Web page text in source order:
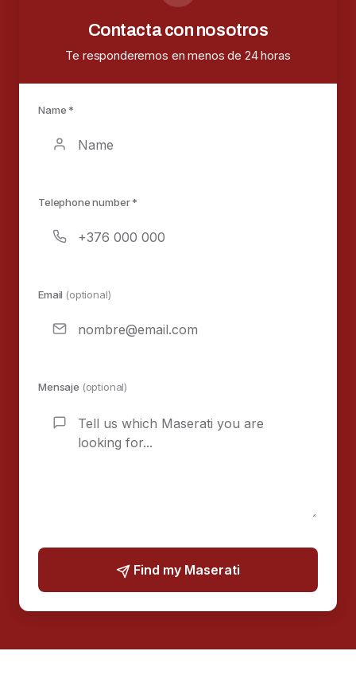
Contacta con nosotros
Te responderemos en menos de 24 horas
Name *
Telephone number *
Email (optional)
Mensaje (optional)
Find my Maserati